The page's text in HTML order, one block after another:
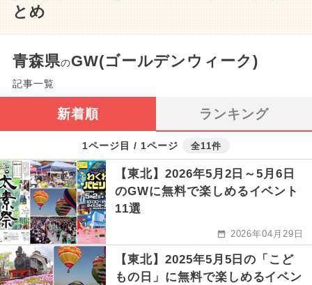
とめ
青森県のGW(ゴールデンウィーク)
記事一覧
新着順 ランキング
1ページ目 / 1ページ 全11件
【東北】2026年5月2日～5月6日
のGWに無料で楽しめるイベント
11選
2026年04月29日
【東北】2025年5月5日の「こど
もの日」に無料で楽しめるイベン